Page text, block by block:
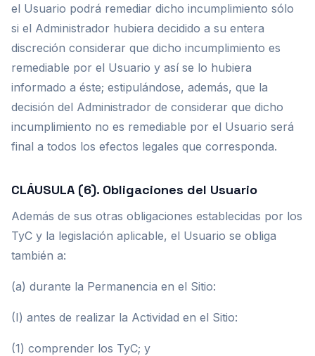
el Usuario podrá remediar dicho incumplimiento sólo
si el Administrador hubiera decidido a su entera
discreción considerar que dicho incumplimiento es
remediable por el Usuario y así se lo hubiera
informado a éste; estipulándose, además, que la
decisión del Administrador de considerar que dicho
incumplimiento no es remediable por el Usuario será
final a todos los efectos legales que corresponda.
CLÁUSULA (6). Obligaciones del Usuario
Además de sus otras obligaciones establecidas por los
TyC y la legislación aplicable, el Usuario se obliga
también a:
(a) durante la Permanencia en el Sitio:
(I) antes de realizar la Actividad en el Sitio:
(1) comprender los TyC; y